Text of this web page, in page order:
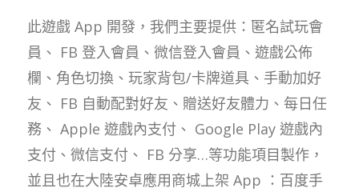
此遊戲 App 開發，我們主要提供：匿名試玩會
員、 FB 登入會員、微信登入會員、遊戲公佈
欄、角色切換、玩家背包/卡牌道具、手動加好
友、 FB 自動配對好友、贈送好友體力、每日任
務、 Apple 遊戲內支付、 Google Play 遊戲內
支付、微信支付、 FB 分享…等功能項目製作，
並且也在大陸安卓應用商城上架 App ：百度手